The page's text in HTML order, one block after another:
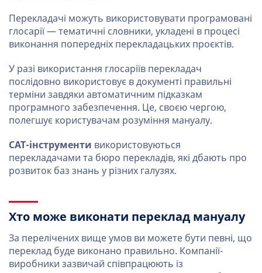
Перекладачі можуть використовувати програмовані
глосарії — тематичні словники, укладені в процесі
виконання попередніх перекладацьких проєктів.
У разі використання глосаріїв перекладач
послідовно використовує в документі правильні
терміни завдяки автоматичним підказкам
програмного забезпечення. Це, своєю чергою,
полегшує користувачам розуміння мануалу.
CAT-інструменти використовуються
перекладачами та бюро перекладів, які дбають про
розвиток баз знань у різних галузях.
Хто може виконати переклад мануалу
За перелічених вище умов ви можете бути певні, що
переклад буде виконано правильно. Компанії-
виробники зазвичай співпрацюють із